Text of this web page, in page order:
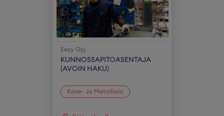
Eezy Oyj
KUNNOSSAPITOASENTAJA
(AVOIN HAKU)
Kone- Ja Metalliala